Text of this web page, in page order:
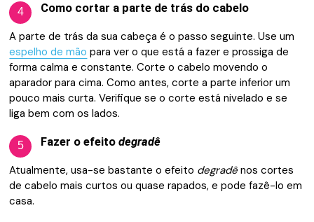
4 Como cortar a parte de trás do cabelo
A parte de trás da sua cabeça é o passo seguinte. Use um
espelho de mão para ver o que está a fazer e prossiga de
forma calma e constante. Corte o cabelo movendo o
aparador para cima. Como antes, corte a parte inferior um
pouco mais curta. Verifique se o corte está nivelado e se
liga bem com os lados.
5 Fazer o efeitodegradê
Atualmente, usa-se bastante o efeito degradê nos cortes
de cabelo mais curtos ou quase rapados, e pode fazê-lo em
casa.